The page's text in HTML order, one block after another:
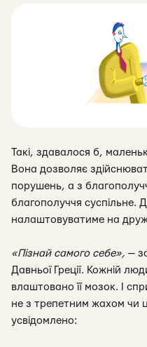
Такі, здавалося б,
Вона дозволяє
порушень, а з
благополуччя суспільне.
налаштовуватиме на
«Пізнай самого себе», —
Давньої Греції. Кожній
влаштовано її мозок. І
не з трепетним жахом чи
усвідомлено: